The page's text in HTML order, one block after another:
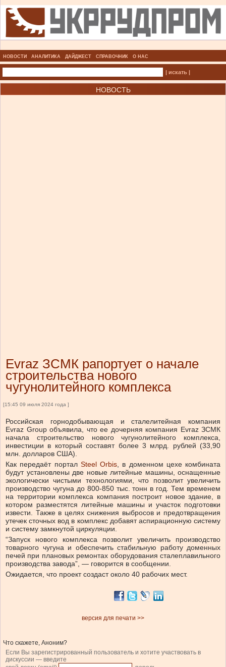
НОВОСТИ АНАЛИТИКА ДАЙДЖЕСТ СПРАВОЧНИК О НАС
| искать |
НОВОСТЬ
Evraz ЗСМК рапортует о начале
строительства нового
чугунолитейного комплекса
[15:45 09 июля 2024 года ]
Российская горнодобывающая и сталелитейная компания
Evraz Group объявила, что ее дочерняя компания Evraz ЗСМК
начала строительство нового чугунолитейного комплекса,
инвестиции в который составят более 3 млрд. рублей (33,90
млн. долларов США).
Как передаёт портал Steel Orbis, в доменном цехе комбината
будут установлены две новые литейные машины, оснащенные
экологически чистыми технологиями, что позволит увеличить
производство чугуна до 800-850 тыс. тонн в год. Тем временем
на территории комплекса компания построит новое здание, в
котором разместятся литейные машины и участок подготовки
извести. Также в целях снижения выбросов и предотвращения
утечек сточных вод в комплекс добавят аспирационную систему
и систему замкнутой циркуляции.
“Запуск нового комплекса позволит увеличить производство
товарного чугуна и обеспечить стабильную работу доменных
печей при плановых ремонтах оборудования сталеплавильного
производства завода”, — говорится в сообщении.
Ожидается, что проект создаст около 40 рабочих мест.
версия для печати >>
Что скажете, Аноним?
Если Вы зарегистрированный пользователь и хотите участвовать в
дискуссии — введите